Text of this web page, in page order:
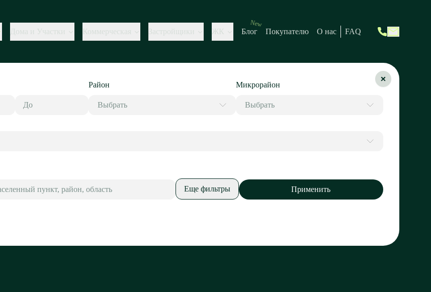
Дома и Участки Коммерческая Застройщики ЖК
New
Блог Покупателю О нас FAQ
Район
Выбрать
Микрорайон
Выбрать
Еще фильтры Применить